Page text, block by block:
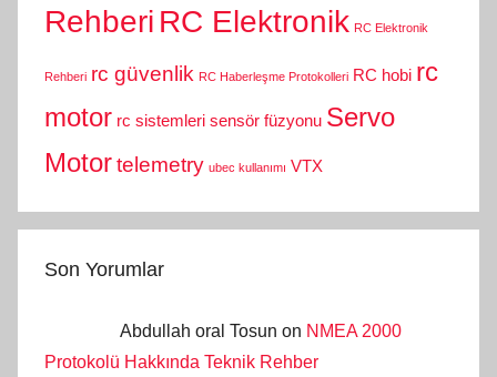
Rehberi RC Elektronik RC Elektronik
Rehberi rc güvenlik RC Haberleşme Protokolleri RC hobi rc
motor rc sistemleri sensör füzyonu Servo
Motortelemetry ubec kullanımı VTX
Son Yorumlar
Abdullah oral Tosun on NMEA 2000
Protokolü Hakkında Teknik Rehber